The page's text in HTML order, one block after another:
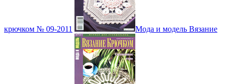
крючком № 09-2011 Мода и модель Вязание